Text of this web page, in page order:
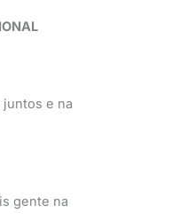
juntos e na
gente na